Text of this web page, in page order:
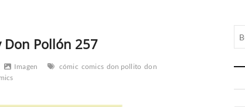
Don Pollón 257
Imagen cómic comics don pollito don